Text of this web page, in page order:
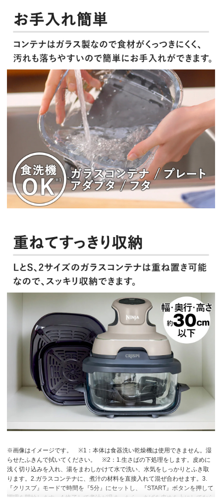
※画像はイメージです。
※1：本体は食器洗い乾燥機は使用できません。湿
らせたふきんで拭いてください。
※2：1.生さばの下処理をします。皮めに
浅く切り込みを入れ、湯をまわしかけて水で洗い、水気をしっかりとふき取
ります。2.ガラスコンテナに、煮汁の材料を直接入れて混ぜ合わせます。3.
『クリスプ』モードで時間を『5分』にセットし、『START』ボタンを押して
調理を開始します。4.終了して煮汁が温まったら、さばを皮めを上にしてなら